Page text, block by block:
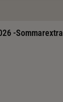
-Sommarextra